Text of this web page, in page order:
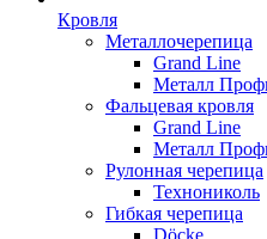
Кровля
Металлочерепица
Grand Line
Металл
Фальцевая кровля
Grand Line
Металл
Рулонная черепица
Технониколь
Гибкая черепица
Döсkе